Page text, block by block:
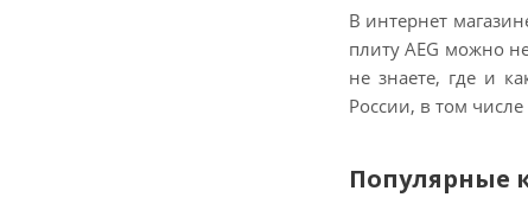
В интернет
плиту AEG можно
не знаете, где и
России, в том
Популярные